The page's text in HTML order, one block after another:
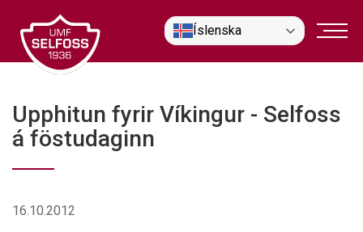
efni
Íslenska
Upphitun fyrir Víkingur - Selfoss
á föstudaginn
16.10.2012